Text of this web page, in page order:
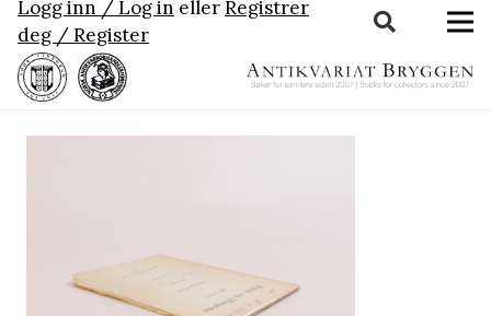
Logg inn / Log in ellerRegistrer
deg / Register